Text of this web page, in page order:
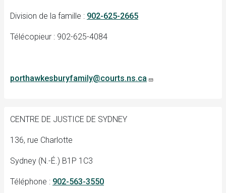
Division de la famille : 902-625-2665
Télécopieur : 902-625-4084
porthawkesburyfamily@courts.ns.ca
CENTRE DE JUSTICE DE SYDNEY
136, rue Charlotte
Sydney (N.-É.) B1P 1C3
Téléphone : 902-563-3550